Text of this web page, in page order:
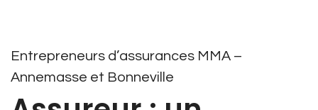
Entrepreneurs d’assurances MMA –
Annemasse et Bonneville